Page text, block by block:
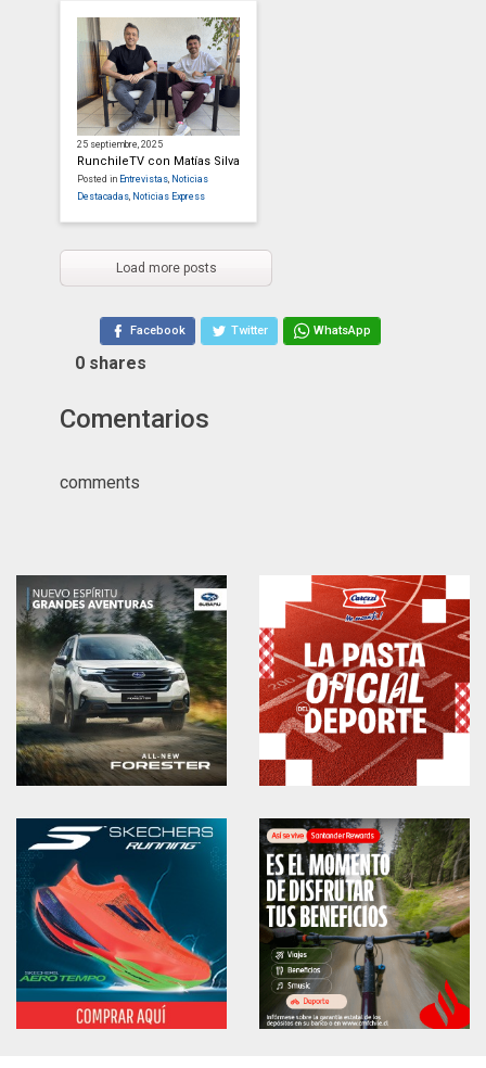
25 septiembre, 2025
RunchileTV con Matías Silva
Posted in Entrevistas, Noticias
Destacadas, Noticias Express
Load more posts
Facebook Twitter WhatsApp
0 shares
Comentarios
comments